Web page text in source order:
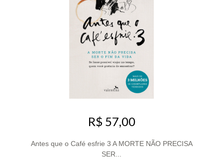
R$ 57,00
Antes que o Café esfrie 3 A MORTE NÃO PRECISA
SER...